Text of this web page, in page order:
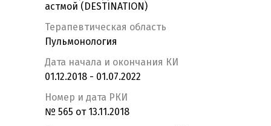
астмой (DESTINATION)
Терапевтическая область
Пульмонология
Дата начала и окончания КИ
01.12.2018 - 01.07.2022
Номер и дата РКИ
№ 565 от 13.11.2018